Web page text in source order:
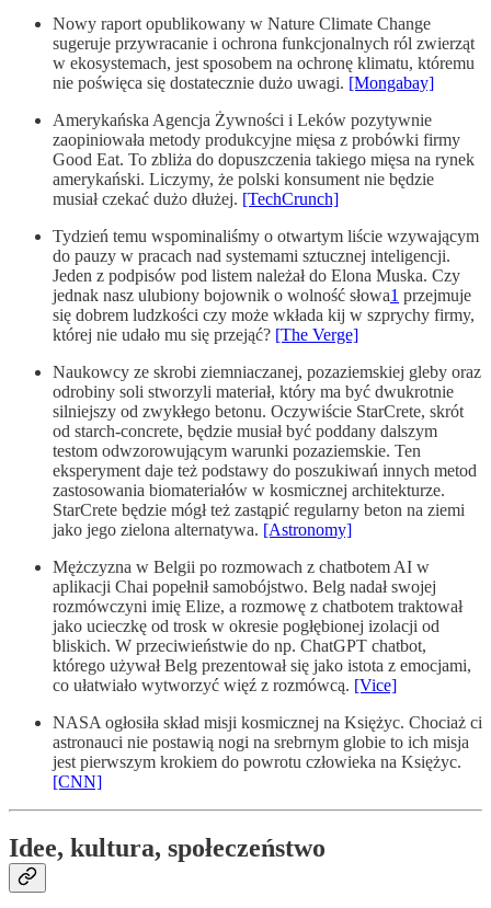
Nowy raport opublikowany w Nature Climate Change
sugeruje przywracanie i ochrona funkcjonalnych ról zwierząt
w ekosystemach, jest sposobem na ochronę klimatu, któremu
nie poświęca się dostatecznie dużo uwagi. [Mongabay]
Amerykańska Agencja Żywności i Leków pozytywnie
zaopiniowała metody produkcyjne mięsa z probówki firmy
Good Eat. To zbliża do dopuszczenia takiego mięsa na rynek
amerykański. Liczymy, że polski konsument nie będzie
musiał czekać dużo dłużej. [TechCrunch]
Tydzień temu wspominaliśmy o otwartym liście wzywającym
do pauzy w pracach nad systemami sztucznej inteligencji.
Jeden z podpisów pod listem należał do Elona Muska. Czy
jednak nasz ulubiony bojownik o wolność słowa1 przejmuje
się dobrem ludzkości czy może wkłada kij w szprychy firmy,
której nie udało mu się przejąć? [The Verge]
Naukowcy ze skrobi ziemniaczanej, pozaziemskiej gleby oraz
odrobiny soli stworzyli materiał, który ma być dwukrotnie
silniejszy od zwykłego betonu. Oczywiście StarCrete, skrót
od starch-concrete, będzie musiał być poddany dalszym
testom odwzorowującym warunki pozaziemskie. Ten
eksperyment daje też podstawy do poszukiwań innych metod
zastosowania biomateriałów w kosmicznej architekturze.
StarCrete będzie mógł też zastąpić regularny beton na ziemi
jako jego zielona alternatywa. [Astronomy]
Mężczyzna w Belgii po rozmowach z chatbotem AI w
aplikacji Chai popełnił samobójstwo. Belg nadał swojej
rozmówczyni imię Elize, a rozmowę z chatbotem traktował
jako ucieczkę od trosk w okresie pogłębionej izolacji od
bliskich. W przeciwieństwie do np. ChatGPT chatbot,
którego używał Belg prezentował się jako istota z emocjami,
co ułatwiało wytworzyć więź z rozmówcą. [Vice]
NASA ogłosiła skład misji kosmicznej na Księżyc. Chociaż ci
astronauci nie postawią nogi na srebrnym globie to ich misja
jest pierwszym krokiem do powrotu człowieka na Księżyc.
[CNN]
Idee, kultura, społeczeństwo